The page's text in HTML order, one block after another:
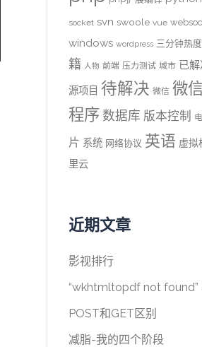
socket svn swoole vue
windows wordpress 三分钟热度
籍 人物 前端 压力测试 城市 已
源项目 待解决 微信 微
程序 数据库 版本控制
片 系统 网络协议 英语 虚拟
里云
近期文章
影视排行
“wkhtmltopdf not found”
POST和GET区别
减脂-我的四个阶段